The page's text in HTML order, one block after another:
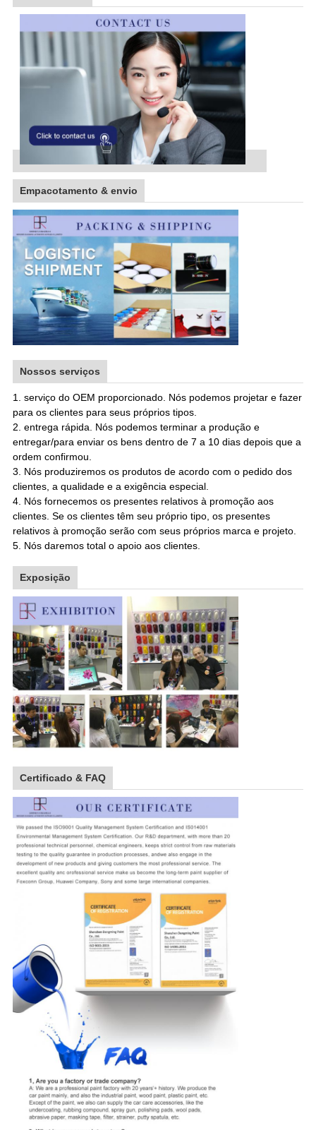
Empacotamento & envio
Nossos serviços
1. serviço do OEM proporcionado. Nós podemos projetar e fazer
para os clientes para seus próprios tipos.
2. entrega rápida. Nós podemos terminar a produção e
entregar/para enviar os bens dentro de 7 a 10 dias depois que a
ordem confirmou.
3. Nós produziremos os produtos de acordo com o pedido dos
clientes, a qualidade e a exigência especial.
4. Nós fornecemos os presentes relativos à promoção aos
clientes. Se os clientes têm seu próprio tipo, os presentes
relativos à promoção serão com seus próprios marca e projeto.
5. Nós daremos total o apoio aos clientes.
Exposição
Certificado & FAQ